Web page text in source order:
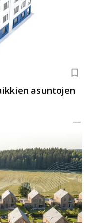
asuntojen